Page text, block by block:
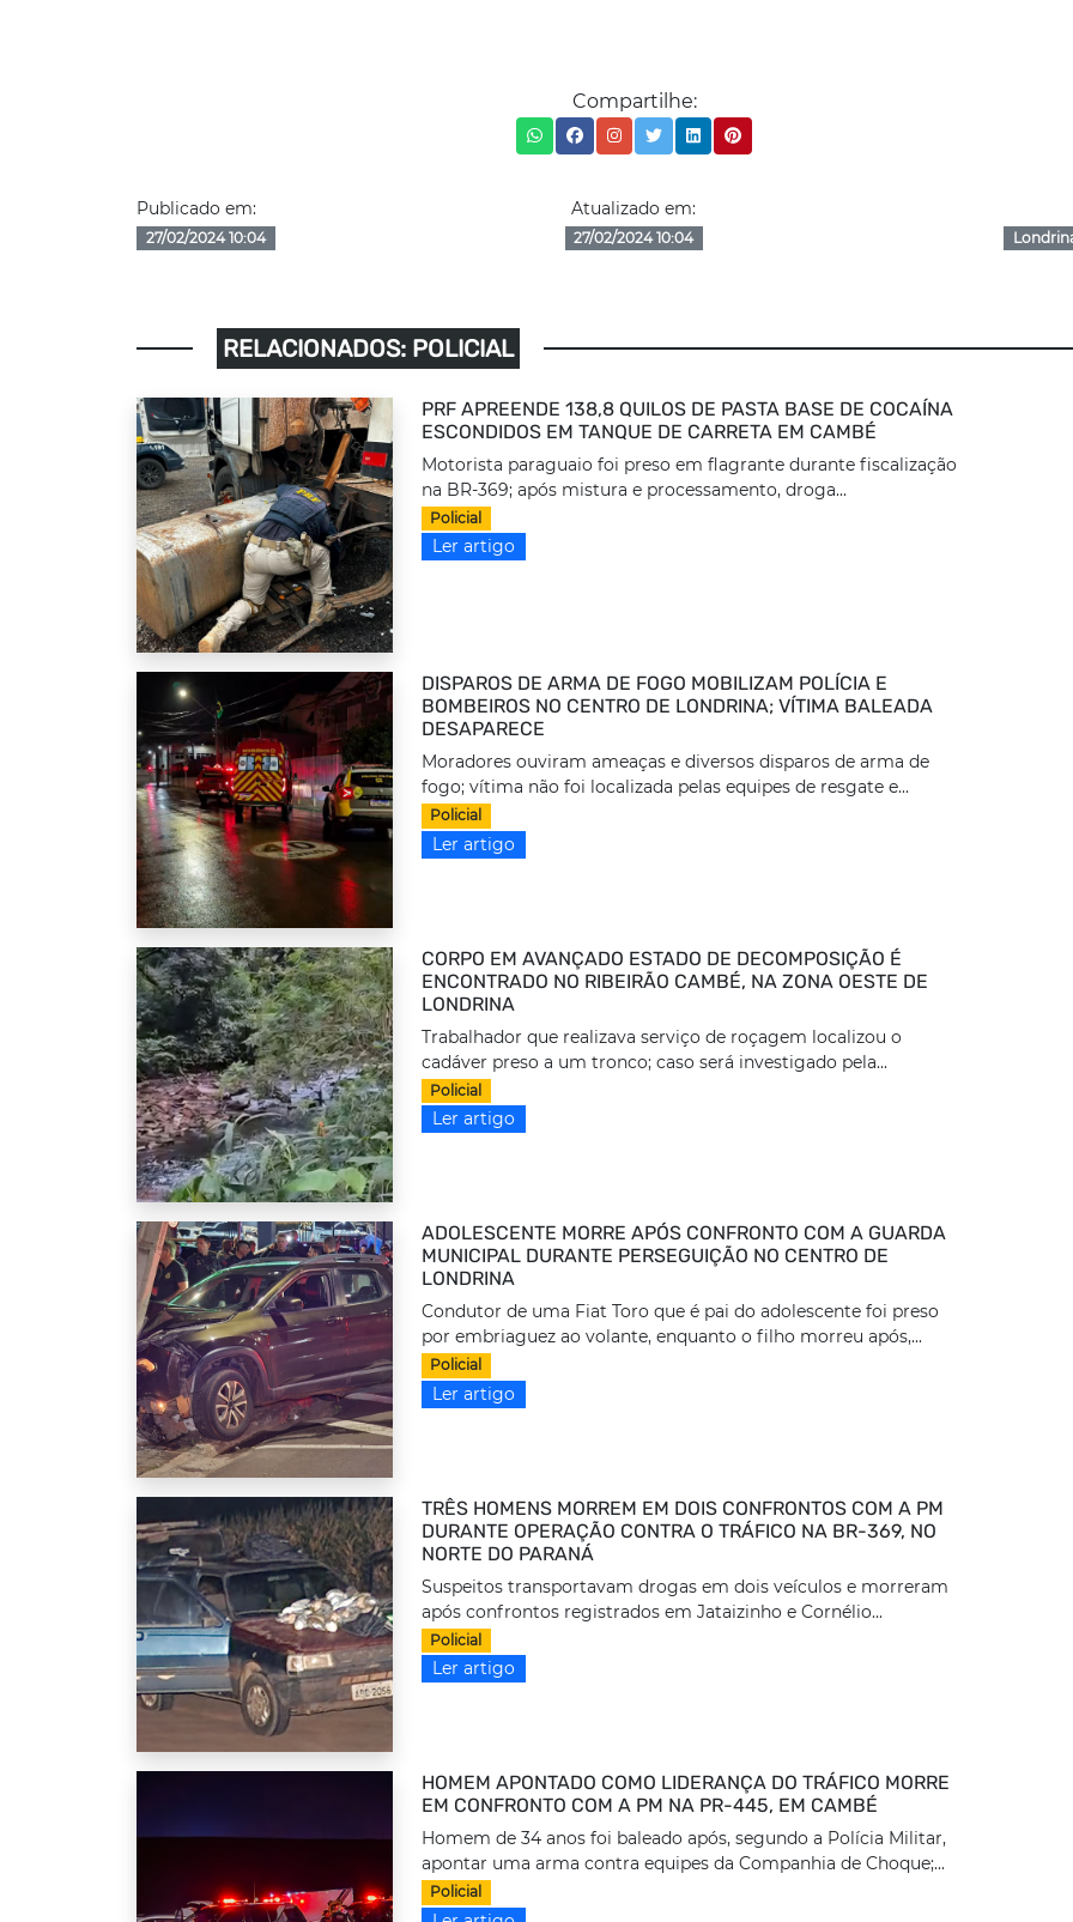
Compartilhe:
Publicado em:
27/02/2024 10:04
Atualizado em:
27/02/2024 10:04
RELACIONADOS: POLICIAL
PRF APREENDE 138,8 QUILOS DE PASTA BASE DE COCAÍNA
ESCONDIDOS EM TANQUE DE CARRETA EM CAMBÉ
Motorista paraguaio foi preso em flagrante durante fiscalização
na BR-369; após mistura e processamento, droga...
Policial
Ler artigo
DISPAROS DE ARMA DE FOGO MOBILIZAM POLÍCIA E
BOMBEIROS NO CENTRO DE LONDRINA; VÍTIMA BALEADA
DESAPARECE
Moradores ouviram ameaças e diversos disparos de arma de
fogo; vítima não foi localizada pelas equipes de resgate e...
Policial
Ler artigo
CORPO EM AVANÇADO ESTADO DE DECOMPOSIÇÃO É
ENCONTRADO NO RIBEIRÃO CAMBÉ, NA ZONA OESTE DE
LONDRINA
Trabalhador que realizava serviço de roçagem localizou o
cadáver preso a um tronco; caso será investigado pela...
Policial
Ler artigo
ADOLESCENTE MORRE APÓS CONFRONTO COM A GUARDA
MUNICIPAL DURANTE PERSEGUIÇÃO NO CENTRO DE
LONDRINA
Condutor de uma Fiat Toro que é pai do adolescente foi preso
por embriaguez ao volante, enquanto o filho morreu após,...
Policial
Ler artigo
TRÊS HOMENS MORREM EM DOIS CONFRONTOS COM A PM
DURANTE OPERAÇÃO CONTRA O TRÁFICO NA BR-369, NO
NORTE DO PARANÁ
Suspeitos transportavam drogas em dois veículos e morreram
após confrontos registrados em Jataizinho e Cornélio...
Policial
Ler artigo
HOMEM APONTADO COMO LIDERANÇA DO TRÁFICO MORRE
EM CONFRONTO COM A PM NA PR-445, EM CAMBÉ
Homem de 34 anos foi baleado após, segundo a Polícia Militar,
apontar uma arma contra equipes da Companhia de Choque;...
Policial